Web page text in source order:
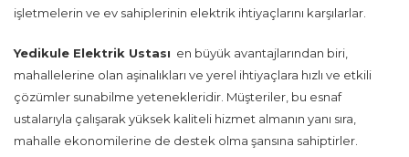
işletmelerin ve ev sahiplerinin elektrik ihtiyaçlarını karşılarlar.
Yedikule Elektrik Ustası en büyük avantajlarından biri,
mahallelerine olan aşinalıkları ve yerel ihtiyaçlara hızlı ve etkili
çözümler sunabilme yetenekleridir. Müşteriler, bu esnaf
ustalarıyla çalışarak yüksek kaliteli hizmet almanın yanı sıra,
mahalle ekonomilerine de destek olma şansına sahiptirler.